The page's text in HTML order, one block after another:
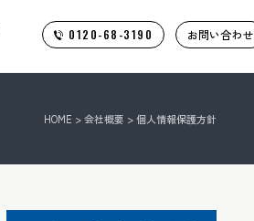
0120-68-3190 お問い合わせ
HOME >会社概要 > 個人情報保護方針